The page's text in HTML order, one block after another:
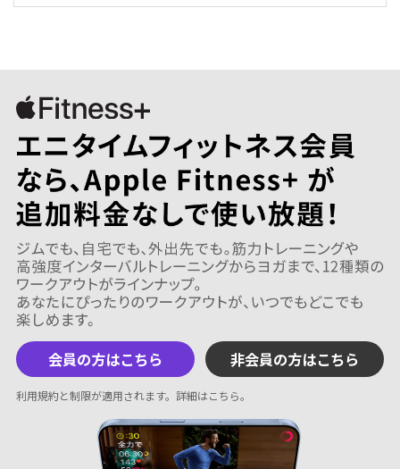
会員の方はこちら 非会員の方はこちら
利用規約と制限が適用されます。 詳細はこちら。